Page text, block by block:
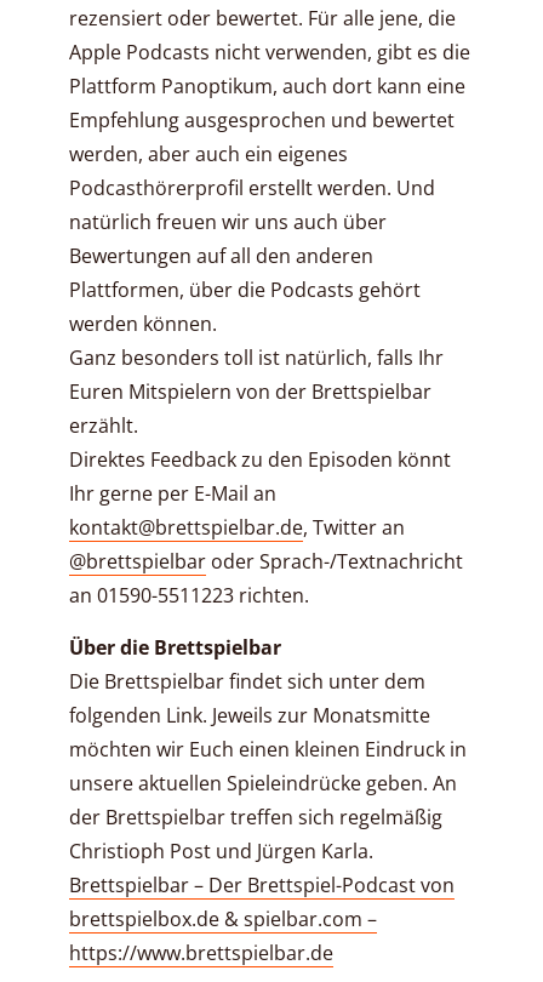
rezensiert oder bewertet. Für alle jene, die
Apple Podcasts nicht verwenden, gibt es die
Plattform Panoptikum, auch dort kann eine
Empfehlung ausgesprochen und bewertet
werden, aber auch ein eigenes
Podcasthörerprofil erstellt werden. Und
natürlich freuen wir uns auch über
Bewertungen auf all den anderen
Plattformen, über die Podcasts gehört
werden können.
Ganz besonders toll ist natürlich, falls Ihr
Euren Mitspielern von der Brettspielbar
erzählt.
Direktes Feedback zu den Episoden könnt
Ihr gerne per E-Mail an
kontakt@brettspielbar.de, Twitter an
@brettspielbar oder Sprach-/Textnachricht
an 01590-5511223 richten.
Über die Brettspielbar
Die Brettspielbar findet sich unter dem
folgenden Link. Jeweils zur Monatsmitte
möchten wir Euch einen kleinen Eindruck in
unsere aktuellen Spieleindrücke geben. An
der Brettspielbar treffen sich regelmäßig
Christioph Post und Jürgen Karla.
Brettspielbar – Der Brettspiel-Podcast von
brettspielbox.de & spielbar.com –
https://www.brettspielbar.de